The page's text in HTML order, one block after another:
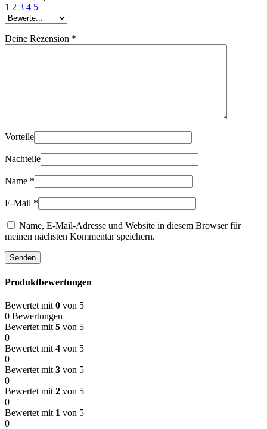
1 2 3 4 5
Deine Rezension *
Vorteile
Nachteile
Name *
E-Mail *
Name, E-Mail-Adresse und Website in diesem Browser für
meinen nächsten Kommentar speichern.
Produktbewertungen
Bewertet mit 0 von 5
0 Bewertungen
Bewertet mit 5 von 5
0
Bewertet mit 4 von 5
0
Bewertet mit 3 von 5
0
Bewertet mit 2 von 5
0
Bewertet mit 1 von 5
0